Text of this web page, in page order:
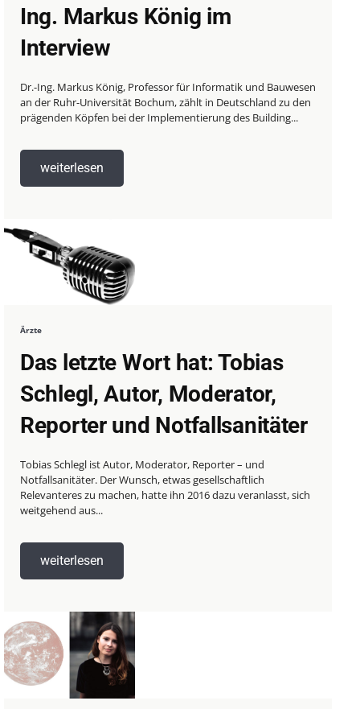
Ing. Markus König im
Interview
Dr.-Ing. Markus König, Professor für Informatik und Bauwesen
an der Ruhr-Universität Bochum, zählt in Deutschland zu den
prägenden Köpfen bei der Implementierung des Building...
weiterlesen
Ärzte
Das letzte Wort hat: Tobias
Schlegl, Autor, Moderator,
Reporter und Notfallsanitäter
Tobias Schlegl ist Autor, Moderator, Reporter – und
Notfallsanitäter. Der Wunsch, etwas gesellschaftlich
Relevanteres zu machen, hatte ihn 2016 dazu veranlasst, sich
weitgehend aus...
weiterlesen